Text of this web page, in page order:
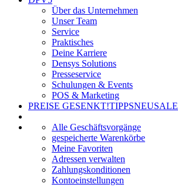
Über das Unternehmen
Unser Team
Service
Praktisches
Deine Karriere
Densys Solutions
Presseservice
Schulungen & Events
POS & Marketing
PREISE GESENKT!TIPPSNEUSALE
Alle Geschäftsvorgänge
gespeicherte Warenkörbe
Meine Favoriten
Adressen verwalten
Zahlungskonditionen
Kontoeinstellungen